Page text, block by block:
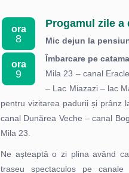
ora
8
Progamul zile a
Mic dejun la
ora
9
Îmbarcare pe
Mila 23 – canal
– Lac Miazazi – lac
pentru vizitarea padurii și prânz
canal Dunărea Veche – canal
Mila 23.
Ne așteaptă o zi plina având
traseu spectaculos pe